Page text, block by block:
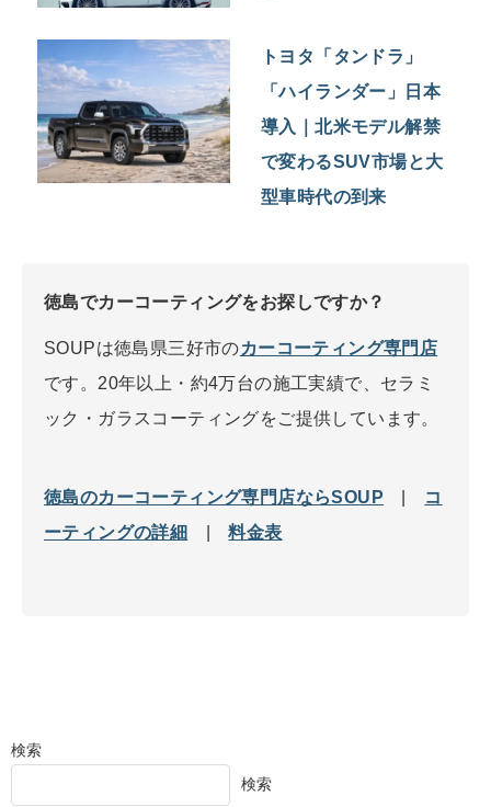
トヨタ「タンドラ」
「ハイランダー」日本
導入｜北米モデル解禁
で変わるSUV市場と大
型車時代の到来
徳島でカーコーティングをお探しですか？
SOUPは徳島県三好市のカーコーティング専門店
です。20年以上・約4万台の施工実績で、セラミ
ック・ガラスコーティングをご提供しています。
徳島のカーコーティング専門店ならSOUP
コ
ーティングの詳細
|料金表
検索
検索